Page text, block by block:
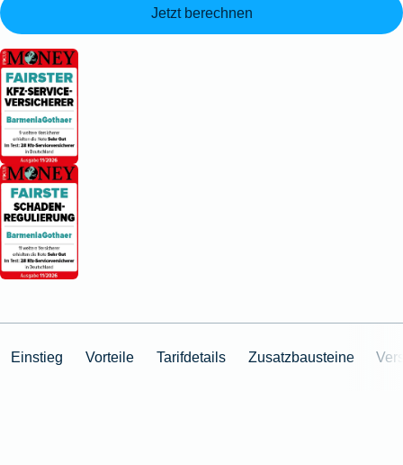
Jetzt berechnen
Einstieg Vorteile Tarifdetails Zusatzbausteine